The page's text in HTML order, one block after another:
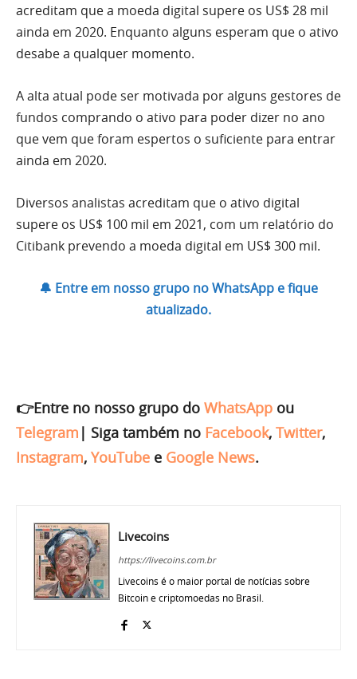
acreditam que a moeda digital supere os US$ 28 mil
ainda em 2020. Enquanto alguns esperam que o ativo
desabe a qualquer momento.
A alta atual pode ser motivada por alguns gestores de
fundos comprando o ativo para poder dizer no ano
que vem que foram espertos o suficiente para entrar
ainda em 2020.
Diversos analistas acreditam que o ativo digital
supere os US$ 100 mil em 2021, com um relatório do
Citibank prevendo a moeda digital em US$ 300 mil.
🔔 Entre em nosso grupo no WhatsApp e fique
atualizado.
👉Entre no nosso grupo do WhatsApp ou
Telegram | Siga também no Facebook, Twitter,
Instagram, YouTube e Google News.
Livecoins
https://livecoins.com.br
Livecoins é o maior portal de notícias sobre
Bitcoin e criptomoedas no Brasil.